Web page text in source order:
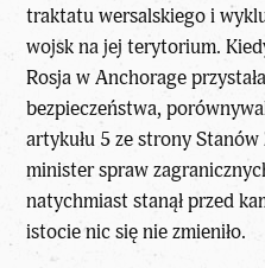
traktatu wersalskiego i
wojsk na jej terytorium.
Rosja w Anchorage
bezpieczeństwa,
artykułu 5 ze strony
minister spraw
natychmiast stanął przed
istocie nic się nie zmieniło.